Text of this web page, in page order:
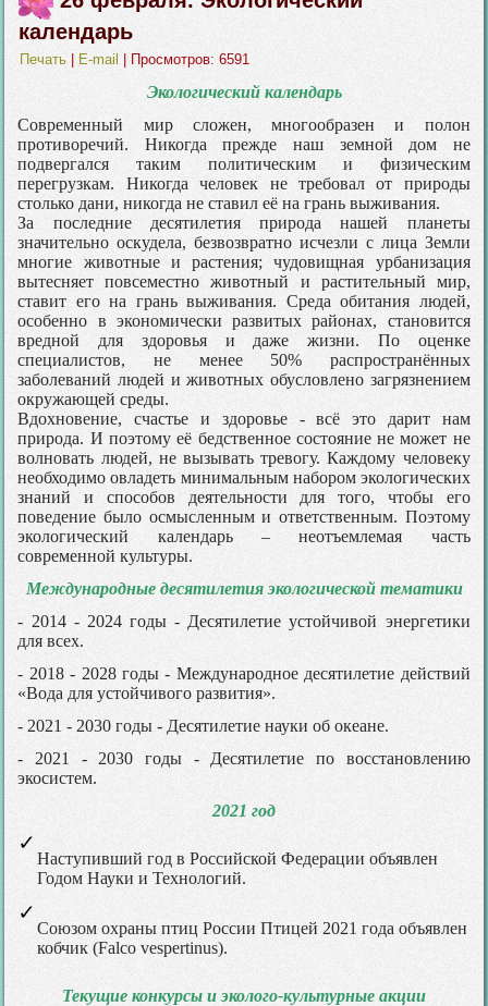
календарь
Печать | E-mail | Просмотров: 6591
Экологический календарь
Современный мир сложен, многообразен и полон
противоречий. Никогда прежде наш земной дом не
подвергался таким политическим и физическим
перегрузкам. Никогда человек не требовал от природы
столько дани, никогда не ставил её на грань выживания.
За последние десятилетия природа нашей планеты
значительно оскудела, безвозвратно исчезли с лица Земли
многие животные и растения; чудовищная урбанизация
вытесняет повсеместно животный и растительный мир,
ставит его на грань выживания. Среда обитания людей,
особенно в экономически развитых районах, становится
вредной для здоровья и даже жизни. По оценке
специалистов, не менее 50% распространённых
заболеваний людей и животных обусловлено загрязнением
окружающей среды.
Вдохновение, счастье и здоровье - всё это дарит нам
природа. И поэтому её бедственное состояние не может не
волновать людей, не вызывать тревогу. Каждому человеку
необходимо овладеть минимальным набором экологических
знаний и способов деятельности для того, чтобы его
поведение было осмысленным и ответственным. Поэтому
экологический календарь – неотъемлемая часть
современной культуры.
Международные десятилетия экологической тематики
- 2014 - 2024 годы - Десятилетие устойчивой энергетики
для всех.
- 2018 - 2028 годы - Международное десятилетие действий
«Вода для устойчивого развития».
- 2021 - 2030 годы - Десятилетие науки об океане.
- 2021 - 2030 годы - Десятилетие по восстановлению
экосистем.
2021 год
Наступивший год в Российской Федерации объявлен
Годом Науки и Технологий.
Союзом охраны птиц России Птицей 2021 года объявлен
кобчик (Falco vespertinus).
Текущие конкурсы и эколого-культурные акции